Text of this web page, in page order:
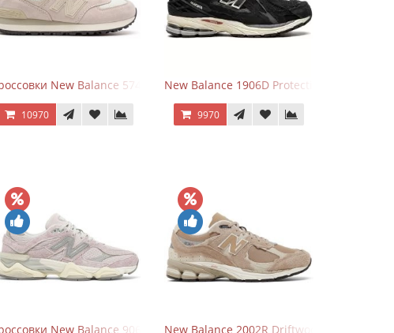
SilverNew Balance 574 Light Grey Pink
10970
New Balance 1906D Protection Pack Black
9970
New Balance 9060 December SkyNew Balance 2002R Driftwood Sea Salt